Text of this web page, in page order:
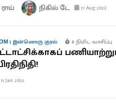
நிகில் டே 17 Aug 2023
| இன்னொரு குரல் 8 நிமிட வாசிப்பு
Jan 2022